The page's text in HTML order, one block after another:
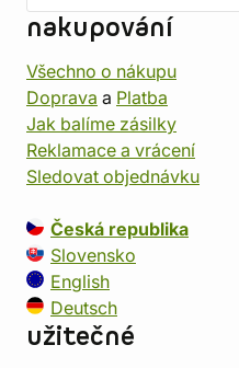
nakupování
Všechno o nákupu
Doprava a Platba
Jak balíme zásilky
Reklamace a vrácení
Sledovat objednávku
Česká republika
Slovensko
English
Deutsch
užitečné